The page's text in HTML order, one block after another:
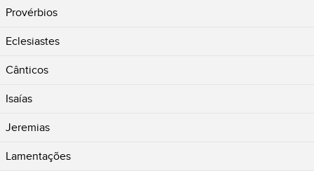
Provérbios
Eclesiastes
Cânticos
Isaías
Jeremias
Lamentações